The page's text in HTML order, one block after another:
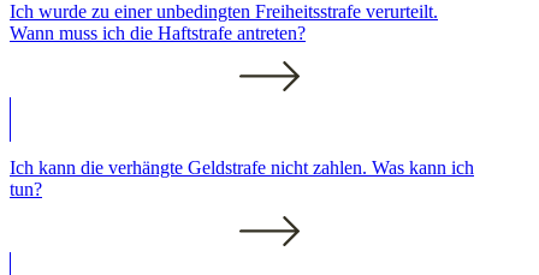
Ich wurde zu einer unbedingten Freiheitsstrafe verurteilt.
Wann muss ich die Haftstrafe antreten?
Ich kann die verhängte Geldstrafe nicht zahlen. Was kann ich
tun?